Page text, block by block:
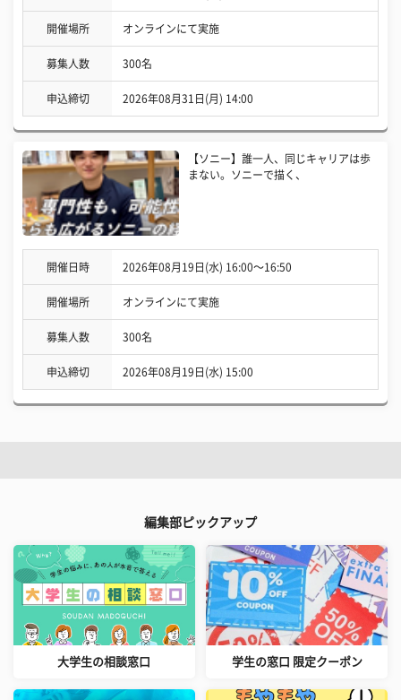
開催場所 オンラインにて実施
募集人数 300名
申込締切 2026年08月31日(月) 14:00
【ソニー】誰一人、同じキャリアは歩
まない。ソニーで描く、
開催日時 2026年08月19日(水) 16:00〜16:50
開催場所 オンラインにて実施
募集人数 300名
申込締切 2026年08月19日(水) 15:00
編集部ピックアップ
大学生の相談窓口 学生の窓口 限定クーポン